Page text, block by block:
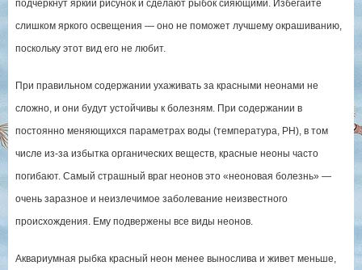
подчеркнут яркий рисунок и сделают рыбок сияющими. Избегайте
слишком яркого освещения — оно не поможет лучшему окрашиванию,
поскольку этот вид его не любит.
При правильном содержании ухаживать за красными неонами не
сложно, и они будут устойчивы к болезням. При содержании в
постоянно меняющихся параметрах воды (температура, PH), в том
числе из-за избытка органических веществ, красные неоны часто
погибают. Самый страшный враг неонов это «неоновая болезнь» —
очень заразное и неизлечимое заболевание неизвестного
происхождения. Ему подвержены все виды неонов.
Аквариумная рыбка красный неон менее вынослива и живет меньше,